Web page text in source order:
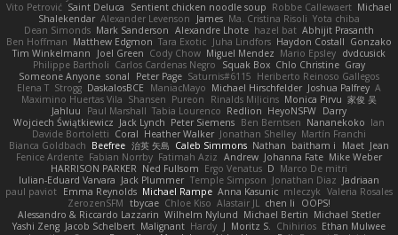
Vito Petrović Saint Deluca Sentient chicken noodle soup Robbe Callewaert Michael
Shalekendar Alexander Levenson James Ma. Cristina Risoli Yota chiba
Dean Simonds Mark Sanderson Alexandre Lhote hazel bat Abhijit Prasanth
Ben Hoffman Matthew Edgmon Tara Exotic Juha Lindfors Haydon Costall Gonzako
Tim Winkelmann
Joel Green Cody Chow Miguel Mendez Mario Epsley dvdcusick
Philippe Bartholi Carlos Cardenas Negro Squak Box Chlo Christine Gray
Someone Anyone sonal Peter Page Saturnis#6115 Heriberto Reinoso Gallegos
Elena T Strogg DaskalosBCE ManiacMayo Michael Hirschfelder Joshua Palfrey A
Maximino Huertas Vila Shansen Pureon Rinalds Miļicins Monica Pirvu 家俊 吴
Jahluu
Paul Marshall Tabia Lourenco Redlion HeyoNSFW Darry
Wojciech Świątkiewicz Jack Lynch Peter Siemens Ben Berntsen Nananekoko Ian
Davide Bortoletti Coral Heather Walker Jonathan Shelley Martín Franchi
Bianca Goldbach Beefree 治英 矢島 Caleb Simmons Nathan baitham i Maet Jean
Fenice Ardente Fabian Norrby Fatimah Aziz Andrew Johanna Fate Mike Weber
HARRISON PARKER Ned Fullsom Ergo Venatus D Marco De mitri
Iulian-Eduard Varvara Jack Plummer Temple Simpson Jonathan Diaz Jadriaan
paul paviot Emma Reynolds Michael Rampe Anna Kasunic mleczyk Valeria Rosales
ZerozenSFM tbycae Chloe Kiso Alastair JL chen li
OOPS!
Alessandro & Riccardo Lazzarin Wilhelm Nylund Michael Bertin Michael Stetler
Yashi Zeng Jacob Schelbert Malignant Hardy J Moritz S. Chihirios Ethan Mulwee